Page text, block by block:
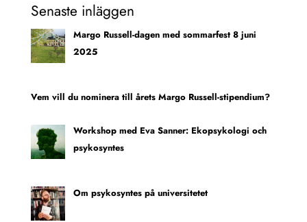
Senaste inläggen
Margo Russell-dagen med sommarfest 8 juni
2025
Vem vill du nominera till årets Margo Russell-stipendium?
Workshop med Eva Sanner: Ekopsykologi och
psykosyntes
Om psykosyntes på universitetet